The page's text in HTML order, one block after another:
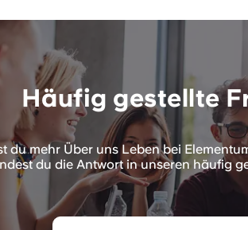
Häufig gestellte
du mehr Über uns Leben bei
du die Antwort in unseren häufig